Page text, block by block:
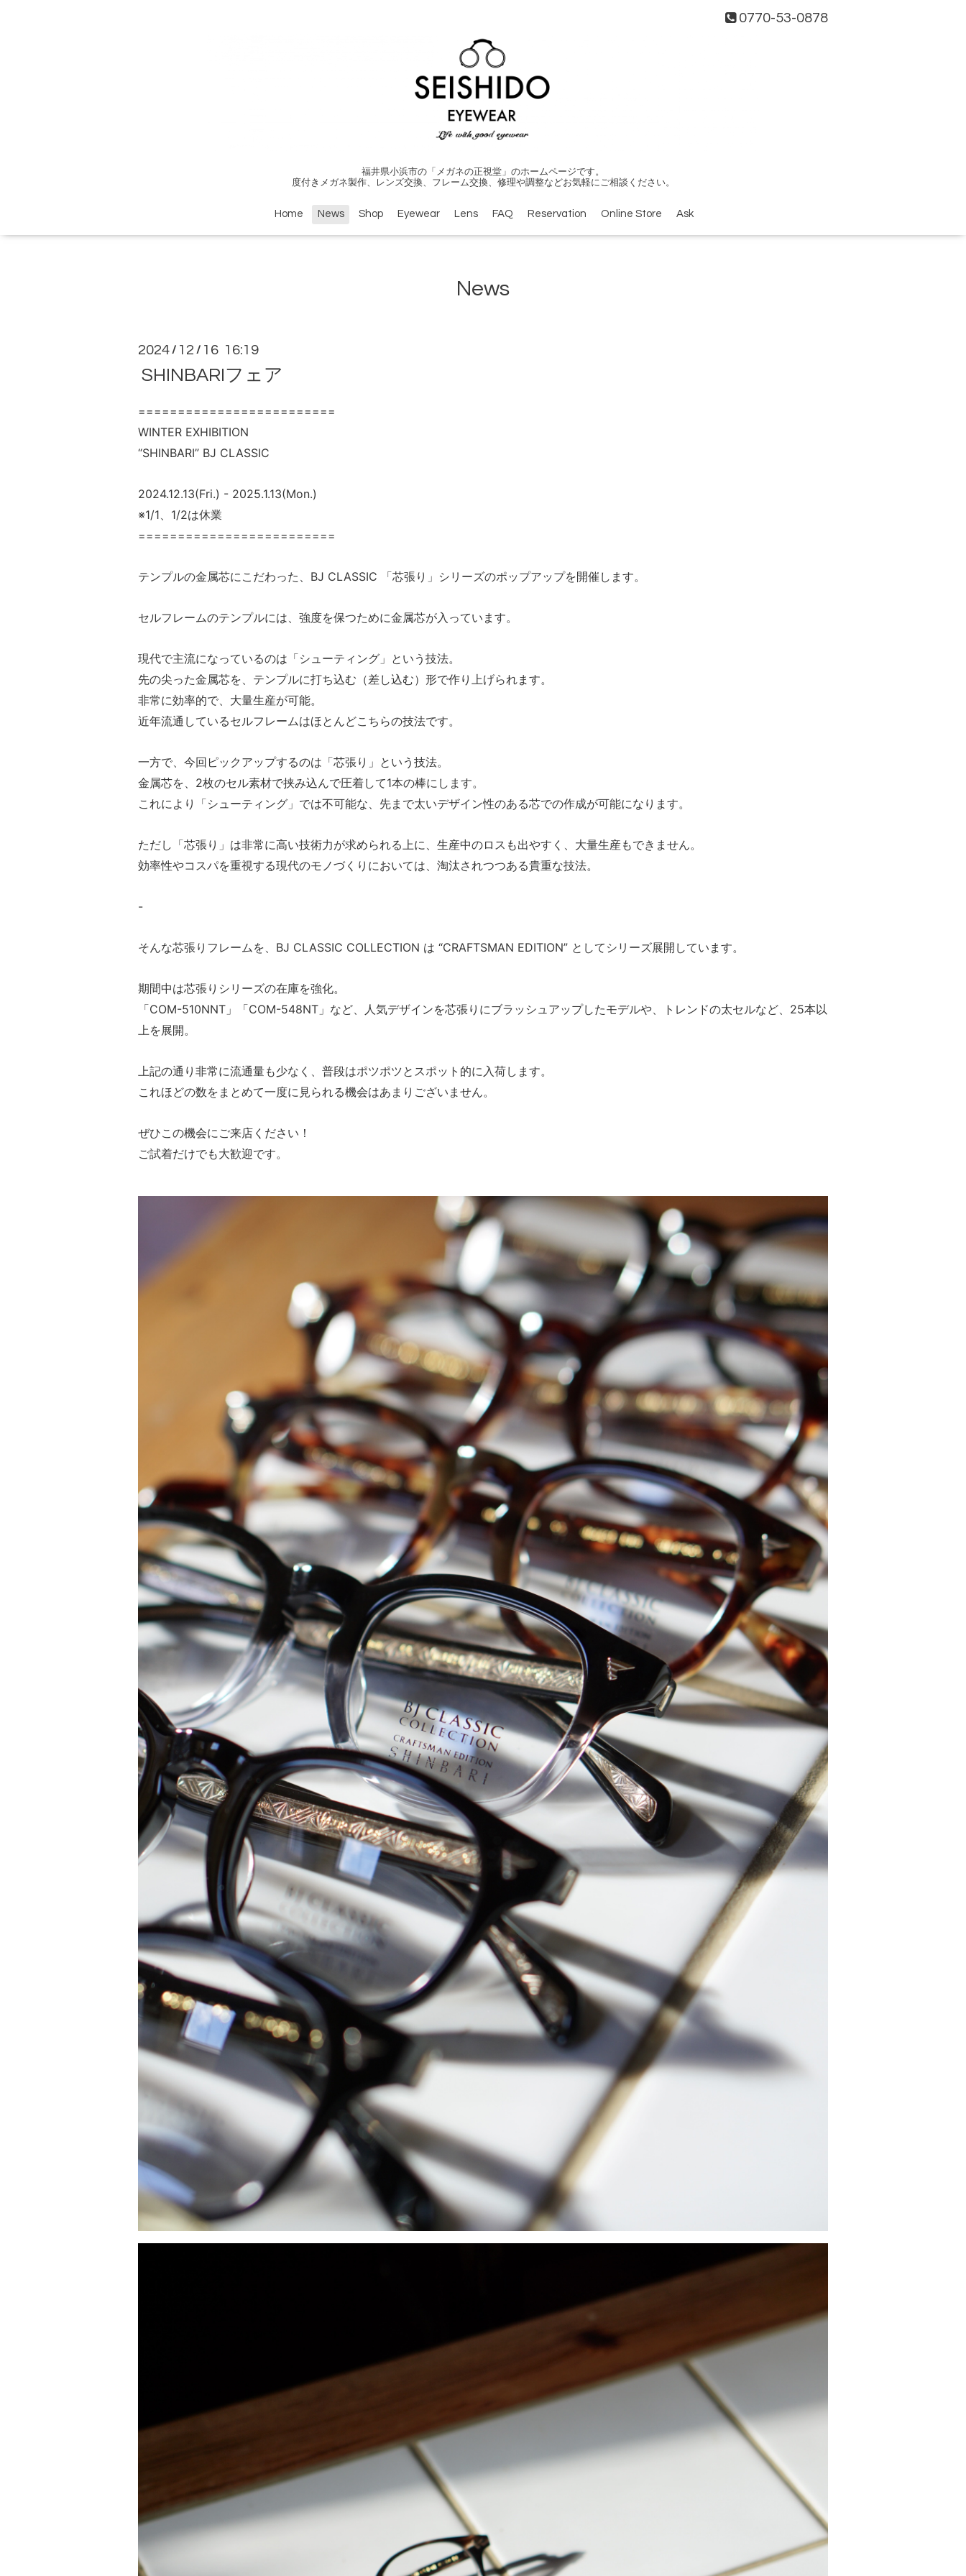
0770-53-0878
福井県小浜市の「メガネの正視堂」のホームページです。
度付きメガネ製作、レンズ交換、フレーム交換、修理や調整などお気軽にご相談ください。
Home News Shop Eyewear Lens FAQ Reservation Online Store Ask
News
2024 / 12 / 16 16:19
SHINBARIフェア
=========================
WINTER EXHIBITION
“SHINBARI” BJ CLASSIC
2024.12.13(Fri.) - 2025.1.13(Mon.)
※1/1、1/2は休業
=========================
テンプルの金属芯にこだわった、BJ CLASSIC 「芯張り」シリーズのポップアップを開催します。
セルフレームのテンプルには、強度を保つために金属芯が入っています。
現代で主流になっているのは「シューティング」という技法。
先の尖った金属芯を、テンプルに打ち込む（差し込む）形で作り上げられます。
非常に効率的で、大量生産が可能。
近年流通しているセルフレームはほとんどこちらの技法です。
一方で、今回ピックアップするのは「芯張り」という技法。
金属芯を、2枚のセル素材で挟み込んで圧着して1本の棒にします。
これにより「シューティング」では不可能な、先まで太いデザイン性のある芯での作成が可能になります。
ただし「芯張り」は非常に高い技術力が求められる上に、生産中のロスも出やすく、大量生産もできません。
効率性やコスパを重視する現代のモノづくりにおいては、淘汰されつつある貴重な技法。
-
そんな芯張りフレームを、BJ CLASSIC COLLECTION は “CRAFTSMAN EDITION” としてシリーズ展開しています。
期間中は芯張りシリーズの在庫を強化。
「COM-510NNT」「COM-548NT」など、人気デザインを芯張りにブラッシュアップしたモデルや、トレンドの太セルなど、25本以
上を展開。
上記の通り非常に流通量も少なく、普段はポツポツとスポット的に入荷します。
これほどの数をまとめて一度に見られる機会はあまりございません。
ぜひこの機会にご来店ください！
ご試着だけでも大歓迎です。